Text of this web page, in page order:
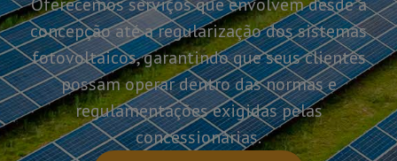
concepção até a regularização dos sistemas
fotovoltaicos, garantindo que seus clientes
possam operar dentro das normas e
regulamentações exigidas pelas
concessionárias.